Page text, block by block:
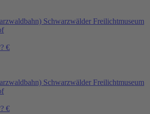
Schwarzwälder Freilichtmuseum
€
Schwarzwälder Freilichtmuseum
€